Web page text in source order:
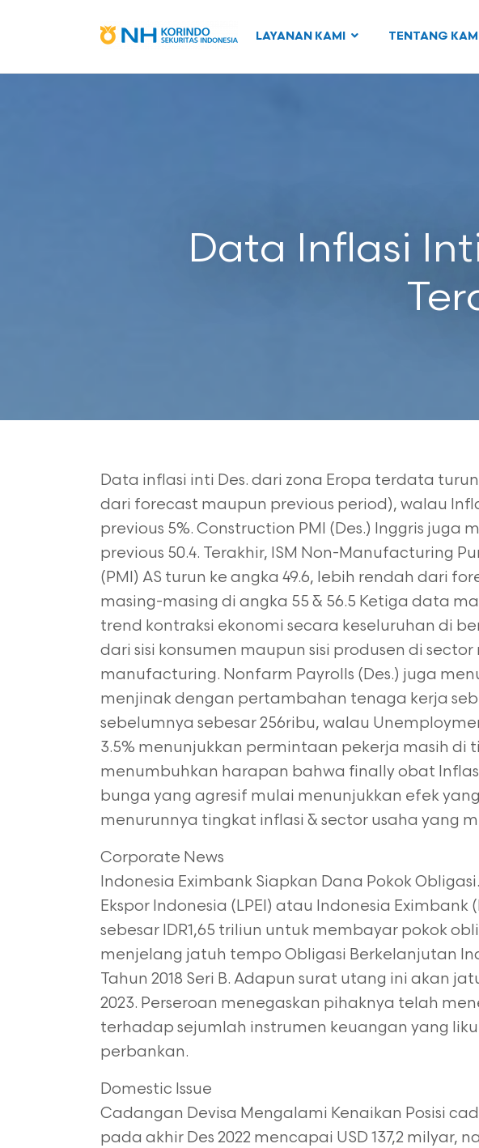
LAYANAN KAMI TENTANG
Data Inflasi
Data inflasi inti Des. dari zona Eropa terdata
dari forecast maupun previous period), walau
previous 5%. Construction PMI (Des.) Inggris juga
previous 50.4. Terakhir, ISM Non-Manufacturing
(PMI) AS turun ke angka 49.6, lebih rendah dari
masing-masing di angka 55 & 56.5 Ketiga data
trend kontraksi ekonomi secara keseluruhan di
dari sisi konsumen maupun sisi produsen di
manufacturing. Nonfarm Payrolls (Des.) juga
menjinak dengan pertambahan tenaga kerja
sebelumnya sebesar 256ribu, walau
3.5% menunjukkan permintaan pekerja masih di
menumbuhkan harapan bahwa finally obat
bunga yang agresif mulai menunjukkan efek
menurunnya tingkat inflasi & sector usaha yang
Corporate News
Indonesia Eximbank Siapkan Dana Pokok
Ekspor Indonesia (LPEI) atau Indonesia Eximbank
sebesar IDR1,65 triliun untuk membayar pokok
menjelang jatuh tempo Obligasi Berkelanjutan
Tahun 2018 Seri B. Adapun surat utang ini akan
2023. Perseroan menegaskan pihaknya telah
terhadap sejumlah instrumen keuangan yang
perbankan.
Domestic Issue
Cadangan Devisa Mengalami Kenaikan Posisi
pada akhir Des 2022 mencapai USD 137,2 milyar,